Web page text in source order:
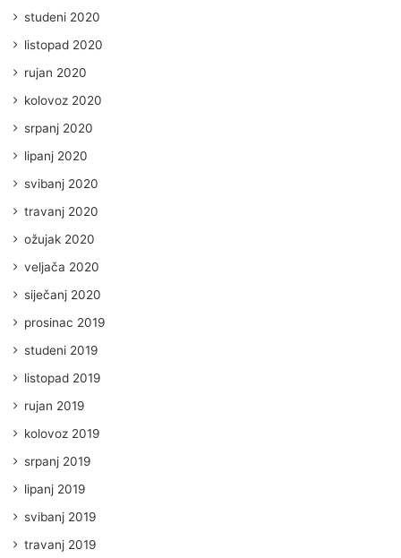
studeni 2020
listopad 2020
rujan 2020
kolovoz 2020
srpanj 2020
lipanj 2020
svibanj 2020
travanj 2020
ožujak 2020
veljača 2020
siječanj 2020
prosinac 2019
studeni 2019
listopad 2019
rujan 2019
kolovoz 2019
srpanj 2019
lipanj 2019
svibanj 2019
travanj 2019